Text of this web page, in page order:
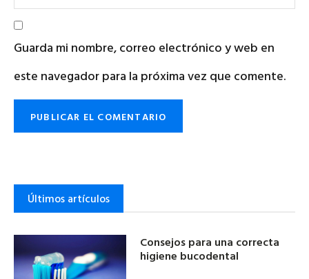
Guarda mi nombre, correo electrónico y web en
este navegador para la próxima vez que comente.
Últimos artículos
Consejos para una correcta
higiene bucodental